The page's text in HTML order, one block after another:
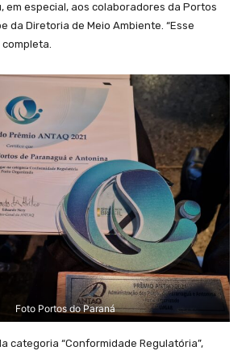
em especial, aos colaboradores da Portos
da Diretoria de Meio Ambiente. “Esse
completa.
Foto Portos do Paraná
categoria “Conformidade Regulatória”,